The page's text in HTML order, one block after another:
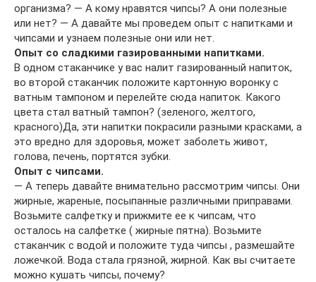
организма? — А кому нравятся чипсы? А они полезные
или нет? — А давайте мы проведем опыт с напитками и
чипсами и узнаем полезные они или нет.
Опыт со сладкими газированными напитками.
В одном стаканчике у вас налит газированный напиток,
во второй стаканчик положите картонную воронку с
ватным тампоном и перелейте сюда напиток. Какого
цвета стал ватный тампон? (зеленого, желтого,
красного)Да, эти напитки покрасили разными красками, а
это вредно для здоровья, может заболеть живот,
голова, печень, портятся зубки.
Опыт с чипсами.
— А теперь давайте внимательно рассмотрим чипсы. Они
жирные, жареные, посыпанные различными приправами.
Возьмите салфетку и прижмите ее к чипсам, что
осталось на салфетке ( жирные пятна). Возьмите
стаканчик с водой и положите туда чипсы , размешайте
ложечкой. Вода стала грязной, жирной. Как вы считаете
можно кушать чипсы, почему?